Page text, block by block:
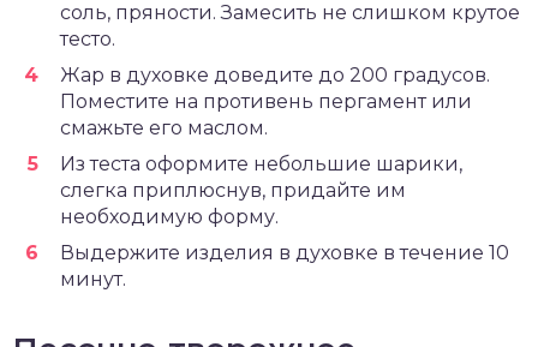
соль, пряности. Замесить не слишком крутое
тесто.
Жар в духовке доведите до 200 градусов.
Поместите на противень пергамент или
смажьте его маслом.
Из теста оформите небольшие шарики,
слегка приплюснув, придайте им
необходимую форму.
Выдержите изделия в духовке в течение 10
минут.